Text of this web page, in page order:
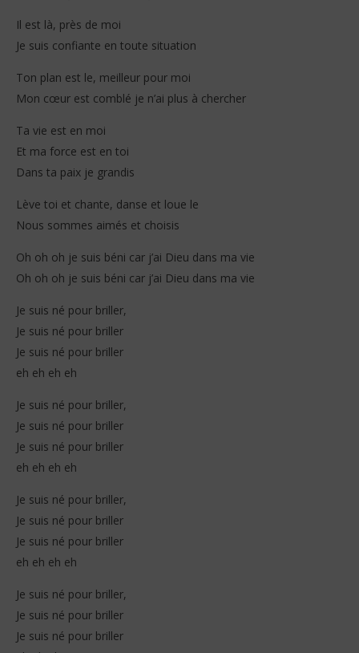
Il est là, près de moi
Je suis confiante en toute situation
Ton plan est le, meilleur pour moi
Mon cœur est comblé je n’ai plus à chercher
Ta vie est en moi
Et ma force est en toi
Dans ta paix je grandis
Lève toi et chante, danse et loue le
Nous sommes aimés et choisis
Oh oh oh je suis béni car j’ai Dieu dans ma vie
Oh oh oh je suis béni car j’ai Dieu dans ma vie
Je suis né pour briller,
Je suis né pour briller
Je suis né pour briller
eh eh eh eh
Je suis né pour briller,
Je suis né pour briller
Je suis né pour briller
eh eh eh eh
Je suis né pour briller,
Je suis né pour briller
Je suis né pour briller
eh eh eh eh
Je suis né pour briller,
Je suis né pour briller
Je suis né pour briller